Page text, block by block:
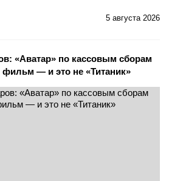
5 августа 2026
«Аватар» по кассовым сборам
— и это не «Титаник»